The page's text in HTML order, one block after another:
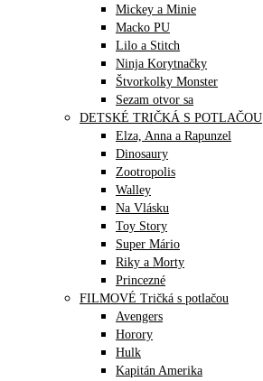
Mickey a Minie
Macko PU
Lilo a Stitch
Ninja Korytnačky
Štvorkolky Monster
Sezam otvor sa
DETSKÉ TRIČKÁ S POTLAČOU
Elza, Anna a Rapunzel
Dinosaury
Zootropolis
Walley
Na Vlásku
Toy Story
Super Mário
Riky a Morty
Princezné
FILMOVÉ Tričká s potlačou
Avengers
Horory
Hulk
Kapitán Amerika